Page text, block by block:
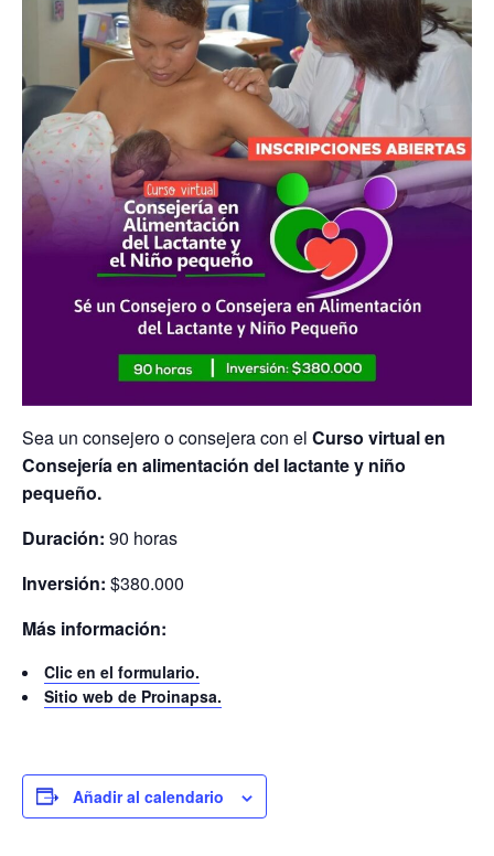
Sea un consejero o consejera con el Curso virtual en
Consejería en alimentación del lactante y niño
pequeño.
Duración: 90 horas
Inversión: $380.000
Más información:
Clic en el formulario.
Sitio web de Proinapsa.
Añadir al calendario